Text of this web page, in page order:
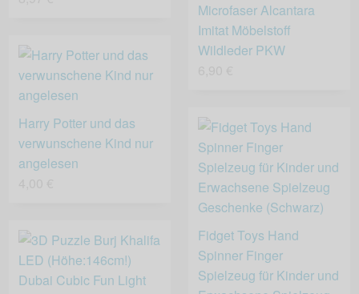
Microfaser Alcantara
Imitat Möbelstoff
Wildleder PKW
Harry Potter und das
verwunschene Kind nur
angelesen
Fidget Toys Hand
Spinner Finger
Spielzeug für Kinder und